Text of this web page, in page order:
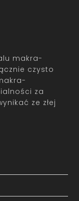
makra-
czysto
za
ze złej